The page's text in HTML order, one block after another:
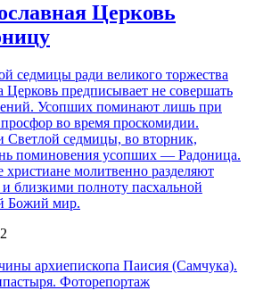
Церковь
седмицы ради великого торжества
Церковь предписывает не совершать
Усопших поминают лишь при
во время проскомидии.
Светлой седмицы, во вторник,
поминовения усопших — Радоница.
христиане молитвенно разделяют
близкими полноту пасхальной
Божий мир.